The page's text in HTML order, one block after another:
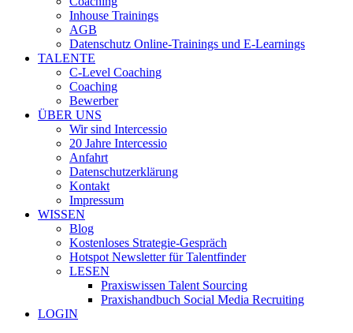
Inhouse Trainings
AGB
Datenschutz Online-Trainings und E-Learnings
TALENTE
C-Level Coaching
Coaching
Bewerber
ÜBER UNS
Wir sind Intercessio
20 Jahre Intercessio
Anfahrt
Datenschutzerklärung
Kontakt
Impressum
WISSEN
Blog
Kostenloses Strategie-Gespräch
Hotspot Newsletter für Talentfinder
LESEN
Praxiswissen Talent Sourcing
Praxishandbuch Social Media Recruiting
LOGIN